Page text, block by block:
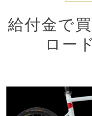
給付金で
ロー